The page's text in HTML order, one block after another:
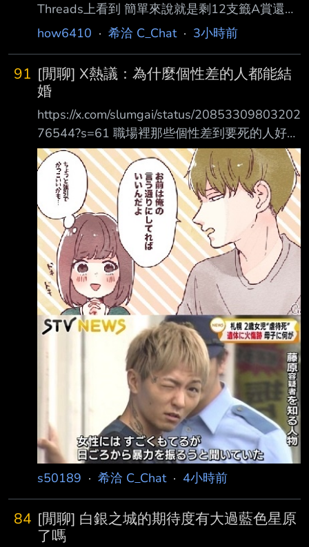
世紀的遊戲市場有關， 他們也知道當時台灣
100% 會有人複製試玩章節轉賣， 因此當時就
不如「就地合法」。 其實從一開始，或許
Threads上看到 簡單來說就是剩12支籤A賞還沒
出 事主想直接包套 店家說規則是每人5抽 事主
下的2抽 卻被其中一個店員阻止 宣稱已有人包了
但是事主在現場確認其他客人都不是消費那組一
番賞的 商店直接下架剩下的東西 --
how6410 · 希洽 C_Chat· 3小時前
91 [閒聊] X熱議：為什麼個性差的人都能結
婚
https://x.com/slumgai/status/20853309803202
76544?s=61 職場裡那些個性差到要死的人好像
都結婚了，他們到底是怎麼結得了婚的？ 網
友：
https://x.com/numamatougenzi/status/2086072
254996373563?s=61 「Q. 性格差到要死的人
好像全都結婚了，他們到底是怎麼結得了婚的？
A. 就是因為性格差到要死。」
https://i.imgur.com/HfhpvDO.jpeg 上圖 妳照著
我說的做就好 雖然有點強硬
s50189 · 希洽 C_Chat· 4小時前
84 [閒聊] 白銀之城的期待度有大過藍色星原
了嗎